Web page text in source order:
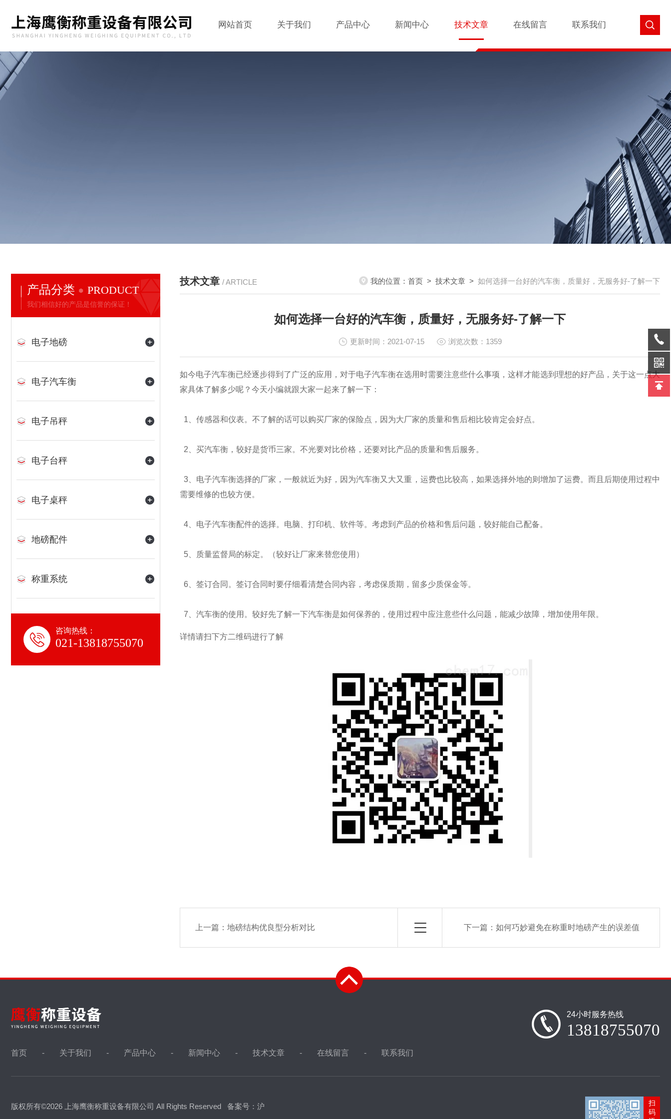
网站首页 关于我们 产品中心 新闻中心 技术文章 在线留言 联系我们
产品分类 PRODUCT
我们相信好的产品是信誉的保证！
电子地磅
电子汽车衡
电子吊秤
电子台秤
电子桌秤
地磅配件
称重系统
咨询热线：
021-13818755070
技术文章 / ARTICLE 我的位置： 首页 > 技术文章 > 如何选择一台好的汽车衡，质量好，无服务好-了解一下
如何选择一台好的汽车衡，质量好，无服务好-了解一下
更新时间：2021-07-15 浏览次数：1359
如今电子汽车衡已经逐步得到了广泛的应用，对于电子汽车衡在选用时需要注意些什么事项，这样才能选到理想的好产品，关于这一点大
家具体了解多少呢？今天小编就跟大家一起来了解一下：
1、传感器和仪表。不了解的话可以购买厂家的保险点，因为大厂家的质量和售后相比较肯定会好点。
2、买汽车衡，较好是货币三家。不光要对比价格，还要对比产品的质量和售后服务。
3、电子汽车衡选择的厂家，一般就近为好，因为汽车衡又大又重，运费也比较高，如果选择外地的则增加了运费。而且后期使用过程中
需要维修的也较方便。
4、电子汽车衡配件的选择。电脑、打印机、软件等。考虑到产品的价格和售后问题，较好能自己配备。
5、质量监督局的标定。（较好让厂家来替您使用）
6、签订合同。签订合同时要仔细看清楚合同内容，考虑保质期，留多少质保金等。
7、汽车衡的使用。较好先了解一下汽车衡是如何保养的，使用过程中应注意些什么问题，能减少故障，增加使用年限。
详情请扫下方二维码进行了解
上一篇： 地磅结构优良型分析对比 下一篇： 如何巧妙避免在称重时地磅产生的误差值
首页 关于我们 产品中心 新闻中心 技术文章 在线留言 联系我们
24小时服务热线
13818755070
版权所有©2026 上海鹰衡称重设备有限公司 All Rights Reserved 备案号：沪
扫
码